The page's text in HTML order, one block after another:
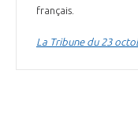
français.
La Tribune du 23